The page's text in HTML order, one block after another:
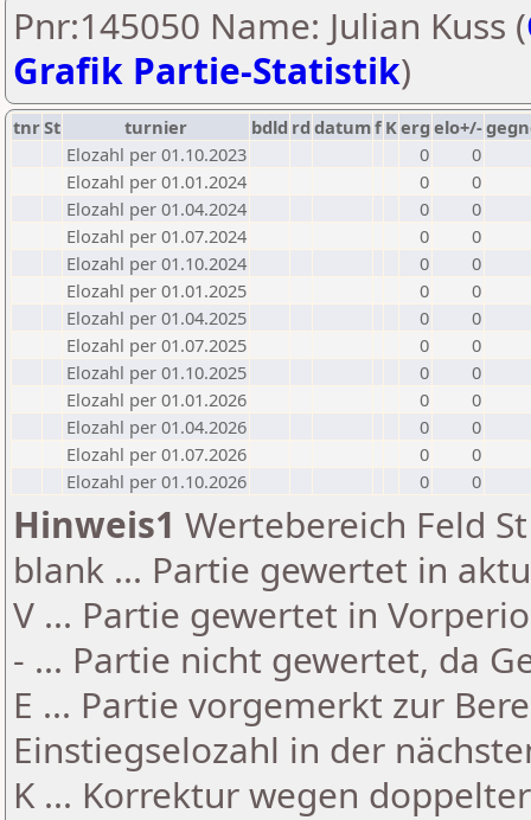
Pnr:145050 Name: Julian Kuss (
Grafik Partie-Statistik)
tnrSt turnier bdld rd datumf Kerg elo+/-
Elozahl per 01.10.2023
0
0
Elozahl per 01.01.2024
0
0
Elozahl per 01.04.2024
0
0
Elozahl per 01.07.2024
0
0
Elozahl per 01.10.2024
0
0
Elozahl per 01.01.2025
0
0
Elozahl per 01.04.2025
0
0
Elozahl per 01.07.2025
0
0
Elozahl per 01.10.2025
0
0
Elozahl per 01.01.2026
0
0
Elozahl per 01.04.2026
0
0
Elozahl per 01.07.2026
0
0
Elozahl per 01.10.2026
0 0
Hinweis1 Wertebereich Feld
blank ... Partie gewertet in
V ... Partie gewertet in
- ... Partie nicht gewertet, da
E ... Partie vorgemerkt zur
Einstiegselozahl in der
K ... Korrektur wegen